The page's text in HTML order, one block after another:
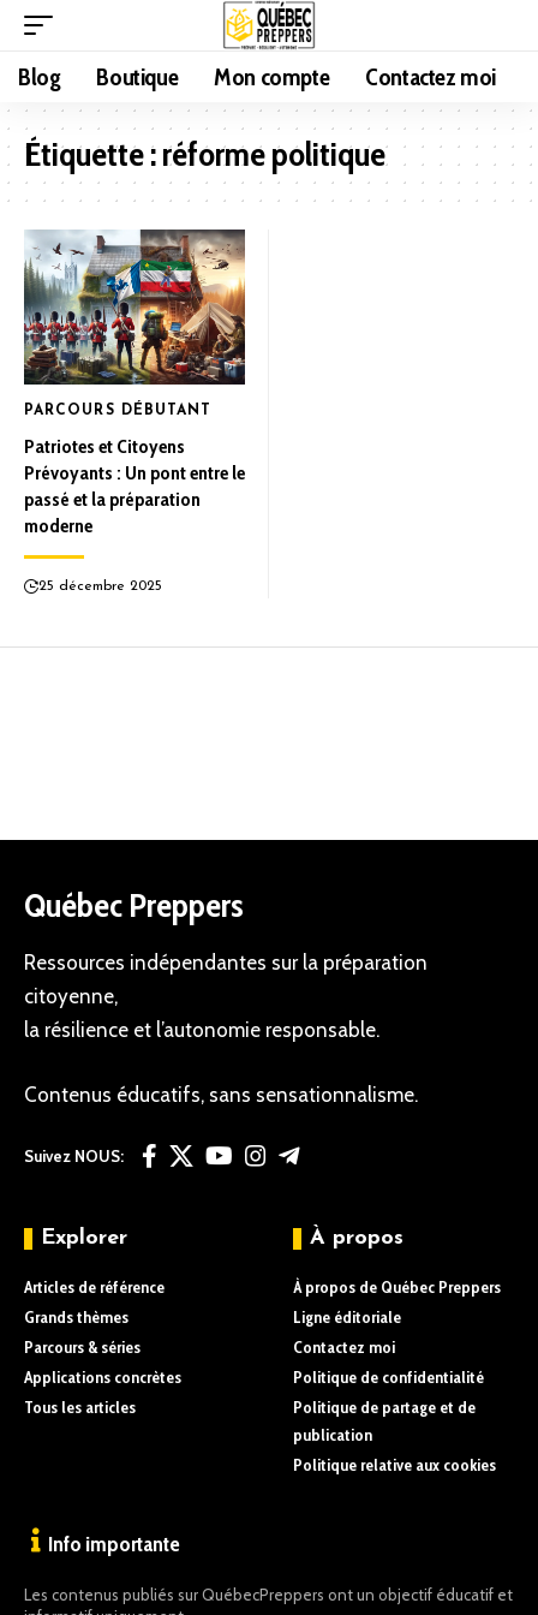
Blog Boutique Mon compte Contactez moi
Étiquette :réforme politique
PARCOURS DÉBUTANT
Patriotes et Citoyens
Prévoyants : Un pont entre le
passé et la préparation
moderne
25 décembre 2025
Québec Preppers
Ressources indépendantes sur la préparation
citoyenne,
la résilience et l’autonomie responsable.
Contenus éducatifs, sans sensationnalisme.
Suivez NOUS:
Explorer
Articles de référence
Grands thèmes
Parcours & séries
Applications concrètes
Tous les articles
À propos
À propos de Québec Preppers
Ligne éditoriale
Contactez moi
Politique de confidentialité
Politique de partage et de
publication
Politique relative aux cookies
Info importante
Les contenus publiés sur QuébecPreppers ont un objectif éducatif et